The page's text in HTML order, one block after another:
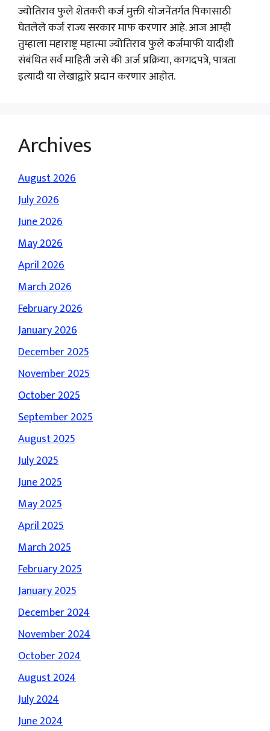
ज्योतिराव फुले शेतकरी कर्ज मुक्ती योजनेंतर्गत पिकासाठी
घेतलेले कर्ज राज्य सरकार माफ करणार आहे. आज आम्ही
तुम्हाला महाराष्ट्र महात्मा ज्योतिराव फुले कर्जमाफी यादीशी
संबंधित सर्व माहिती जसे की अर्ज प्रक्रिया, कागदपत्रे, पात्रता
इत्यादी या लेखाद्वारे प्रदान करणार आहोत.
Archives
August 2026
July 2026
June 2026
May 2026
April 2026
March 2026
February 2026
January 2026
December 2025
November 2025
October 2025
September 2025
August 2025
July 2025
June 2025
May 2025
April 2025
March 2025
February 2025
January 2025
December 2024
November 2024
October 2024
August 2024
July 2024
June 2024